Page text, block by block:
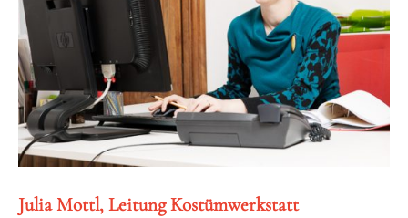
Julia Mottl, Leitung Kostümwerkstatt